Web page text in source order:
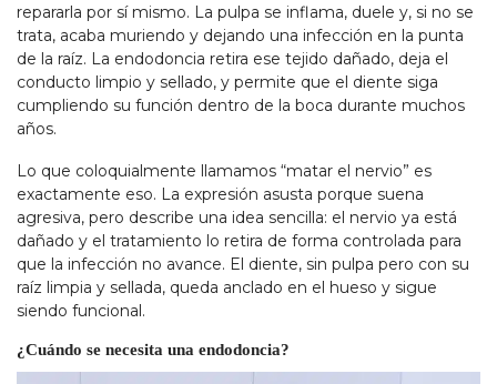
repararla por sí mismo. La pulpa se inflama, duele y, si no se
trata, acaba muriendo y dejando una infección en la punta
de la raíz. La endodoncia retira ese tejido dañado, deja el
conducto limpio y sellado, y permite que el diente siga
cumpliendo su función dentro de la boca durante muchos
años.
Lo que coloquialmente llamamos “matar el nervio” es
exactamente eso. La expresión asusta porque suena
agresiva, pero describe una idea sencilla: el nervio ya está
dañado y el tratamiento lo retira de forma controlada para
que la infección no avance. El diente, sin pulpa pero con su
raíz limpia y sellada, queda anclado en el hueso y sigue
siendo funcional.
¿Cuándo se necesita una endodoncia?